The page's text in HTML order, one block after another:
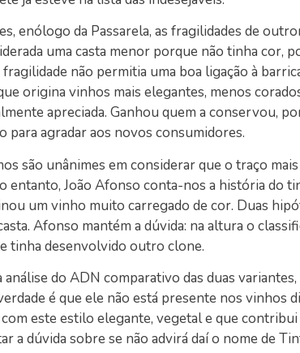
enólogo da Passarela, as fragilidades de
uma casta menor porque não tinha cor,
não permitia uma boa ligação à
origina vinhos mais elegantes, menos
apreciada. Ganhou quem a conservou,
para agradar aos novos consumidores.
são unânimes em considerar que o traço
entanto, João Afonso conta-nos a história do
um vinho muito carregado de cor. Duas
Afonso mantém a dúvida: na altura o
tinha desenvolvido outro clone.
do ADN comparativo das duas
é que ele não está presente nos vinhos
este estilo elegante, vegetal e que
a dúvida sobre se não advirá daí o nome de